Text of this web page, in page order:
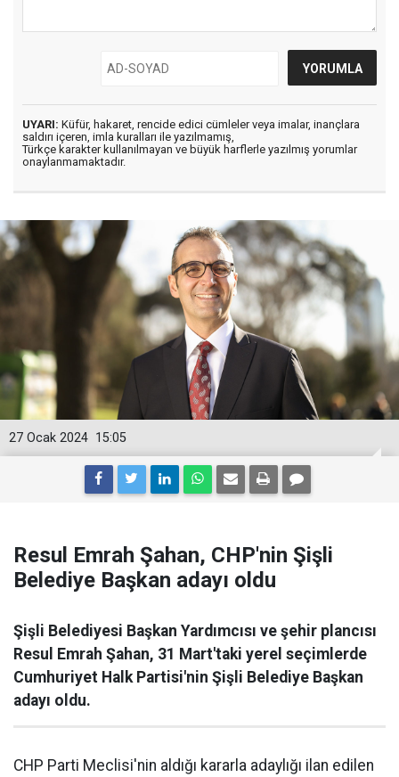
UYARI: Küfür, hakaret, rencide edici cümleler veya imalar, inançlara
saldırı içeren, imla kuralları ile yazılmamış,
Türkçe karakter kullanılmayan ve büyük harflerle yazılmış yorumlar
onaylanmamaktadır.
15:05
27 Ocak 2024
Resul Emrah Şahan, CHP'nin Şişli
Belediye Başkan adayı oldu
Şişli Belediyesi Başkan Yardımcısı ve şehir plancısı
Resul Emrah Şahan, 31 Mart'taki yerel seçimlerde
Cumhuriyet Halk Partisi'nin Şişli Belediye Başkan
adayı oldu.
CHP Parti Meclisi'nin aldığı kararla adaylığı ilan edilen